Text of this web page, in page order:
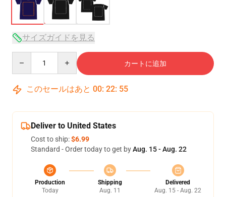
サイズガイドを見る
カートに追加
このセールはあと 00: 22: 54
Deliver to United States
Cost to ship:$6.99
Standard - Order today to get byAug. 15 - Aug. 22
Production
Today
Shipping
Aug. 11
Delivered
Aug. 15 - Aug. 22